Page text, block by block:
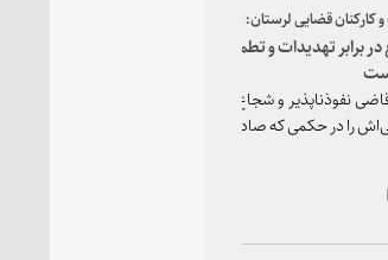
کارکنان قضایی لرستان:
برابر تهدیدات و تطمیع‌ها می‌ایستد و حبّ و
و شجاع در برابر تهدیدات و تطمیع‌ها
در حکمی که صادر می کند، دخیل نمی کند.